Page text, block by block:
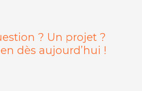
? Un projet ?
dès aujourd’hui !